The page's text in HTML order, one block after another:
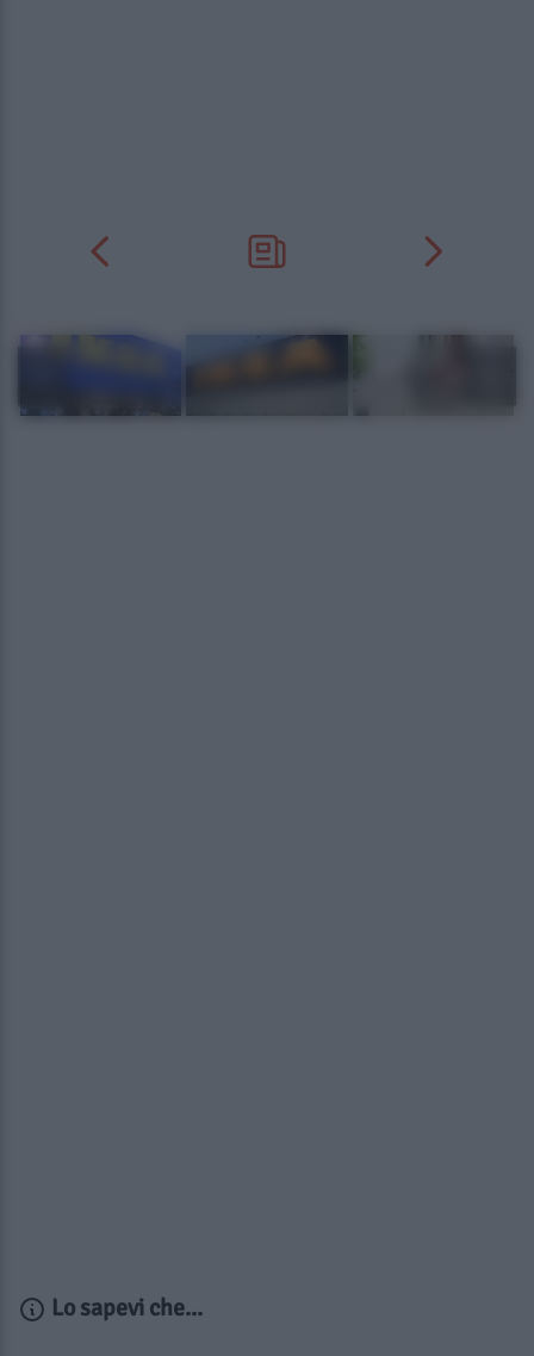
Lo sapevi che...